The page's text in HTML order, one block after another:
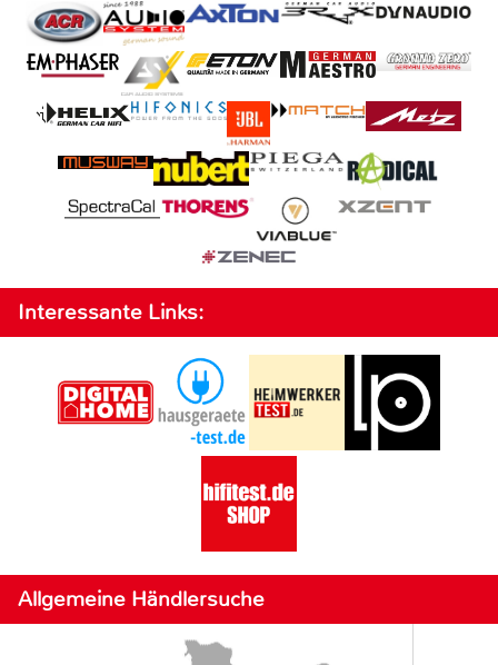
Interessante Links:
Allgemeine Händlersuche